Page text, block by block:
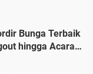
Bunga Terbaik
hingga Acara